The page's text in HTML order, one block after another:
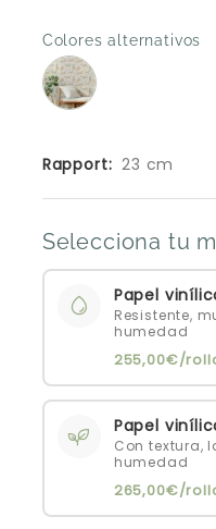
Colores alternativos
Rapport: 23 cm
Selecciona tu
Papel
Resistente,
humedad
255,00€/
Papel
Con textura,
humedad
265,00€/